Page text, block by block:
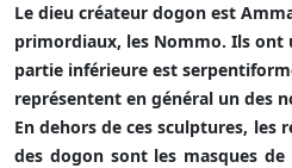
Le dieu créateur dogon est
primordiaux, les Nommo. Ils ont
partie inférieure est
représentent en général un des
En dehors de ces sculptures, les
des dogon sont les masques